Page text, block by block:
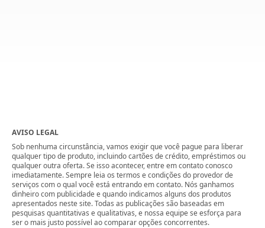
AVISO LEGAL
Sob nenhuma circunstância, vamos exigir que você pague para liberar
qualquer tipo de produto, incluindo cartões de crédito, empréstimos ou
qualquer outra oferta. Se isso acontecer, entre em contato conosco
imediatamente. Sempre leia os termos e condições do provedor de
serviços com o qual você está entrando em contato. Nós ganhamos
dinheiro com publicidade e quando indicamos alguns dos produtos
apresentados neste site. Todas as publicações são baseadas em
pesquisas quantitativas e qualitativas, e nossa equipe se esforça para
ser o mais justo possível ao comparar opções concorrentes.